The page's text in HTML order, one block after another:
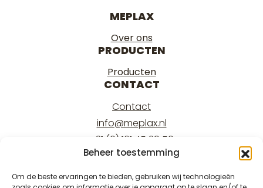
Beheer toestemming
Om de beste ervaringen te bieden, gebruiken wij technologieën
MEPLAX
Over ons
PRODUCTEN
Producten
CONTACT
Contact
info@meplax.nl
+31 (0) 161 45 29 50
Kantoor/office:
Burgemeester Krollaan 17